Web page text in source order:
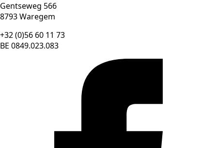
Gentseweg 566
8793 Waregem
+32 (0)56 60 11 73
BE 0849.023.083